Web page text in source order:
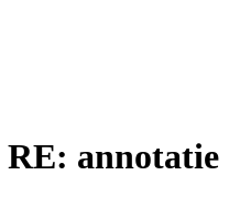
RE: annotatie